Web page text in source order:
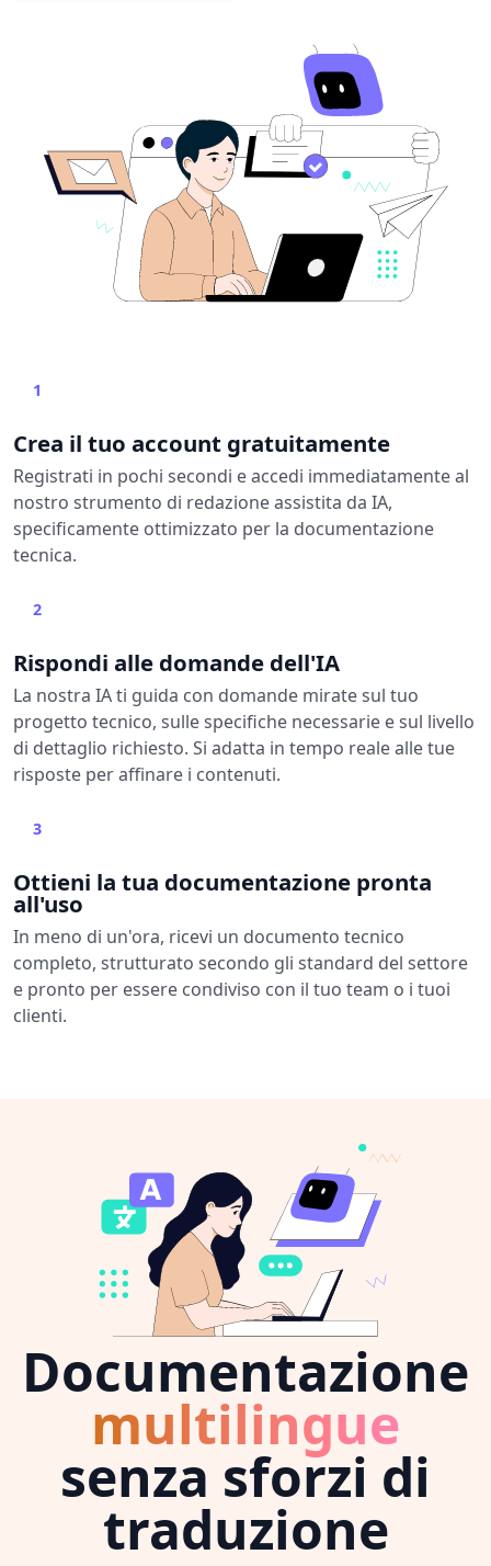
1
Crea il tuo account gratuitamente
Registrati in pochi secondi e accedi immediatamente al
nostro strumento di redazione assistita da IA,
specificamente ottimizzato per la documentazione
tecnica.
2
Rispondi alle domande dell'IA
La nostra IA ti guida con domande mirate sul tuo
progetto tecnico, sulle specifiche necessarie e sul livello
di dettaglio richiesto. Si adatta in tempo reale alle tue
risposte per affinare i contenuti.
3
Ottieni la tua documentazione pronta
all'uso
In meno di un'ora, ricevi un documento tecnico
completo, strutturato secondo gli standard del settore
e pronto per essere condiviso con il tuo team o i tuoi
clienti.
Documentazione
multilingue
senza sforzi di
traduzione